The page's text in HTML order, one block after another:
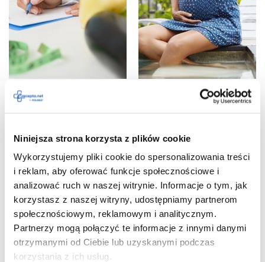
Niniejsza strona korzysta z plików cookie
Wykorzystujemy pliki cookie do spersonalizowania treści
i reklam, aby oferować funkcje społecznościowe i
analizować ruch w naszej witrynie. Informacje o tym, jak
korzystasz z naszej witryny, udostępniamy partnerom
społecznościowym, reklamowym i analitycznym.
Partnerzy mogą połączyć te informacje z innymi danymi
otrzymanymi od Ciebie lub uzyskanymi podczas
korzystania z ich usług.
14.04.2023
Jak skutecznie schudnąć
Dowiedz się więcej
Insulinooporność a ciąża –
INSULINOOPORNOŚĆ INSULINOOPORNOŚĆ